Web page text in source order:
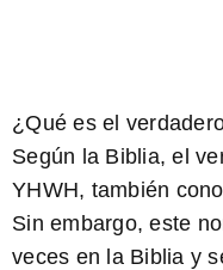
¿Qué es el
Según la Biblia, el
YHWH, también
Sin embargo, este
veces en la Biblia y